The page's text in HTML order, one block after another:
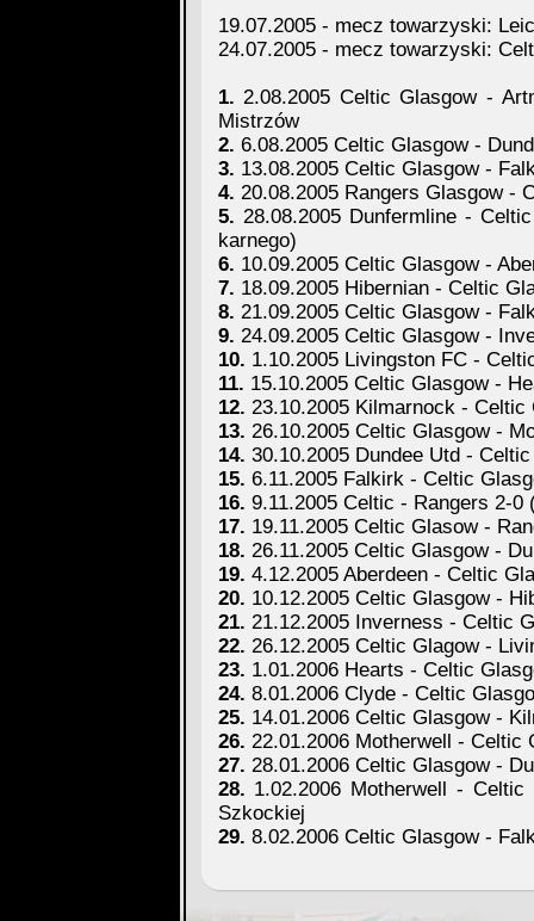
19.07.2005 - mecz towarzyski:
24.07.2005 - mecz towarzyski:
1. 2.08.2005 Celtic Glasgow -
Mistrzów
2. 6.08.2005 Celtic Glasgow -
3. 13.08.2005 Celtic Glasgow -
4. 20.08.2005 Rangers Glasgow -
5. 28.08.2005 Dunfermline -
karnego)
6. 10.09.2005 Celtic Glasgow -
7. 18.09.2005 Hibernian - Celtic
8. 21.09.2005 Celtic Glasgow -
9. 24.09.2005 Celtic Glasgow -
10. 1.10.2005 Livingston FC -
11. 15.10.2005 Celtic Glasgow -
12. 23.10.2005 Kilmarnock -
13. 26.10.2005 Celtic Glasgow -
14. 30.10.2005 Dundee Utd -
15. 6.11.2005 Falkirk - Celtic
16. 9.11.2005 Celtic - Rangers 2-
17. 19.11.2005 Celtic Glasow -
18. 26.11.2005 Celtic Glasgow -
19. 4.12.2005 Aberdeen - Celtic
20. 10.12.2005 Celtic Glasgow -
21. 21.12.2005 Inverness - Celtic
22. 26.12.2005 Celtic Glagow -
23. 1.01.2006 Hearts - Celtic
24. 8.01.2006 Clyde - Celtic
25. 14.01.2006 Celtic Glasgow -
26. 22.01.2006 Motherwell - Celtic
27. 28.01.2006 Celtic Glasgow -
28. 1.02.2006 Motherwell -
Szkockiej
29. 8.02.2006 Celtic Glasgow -